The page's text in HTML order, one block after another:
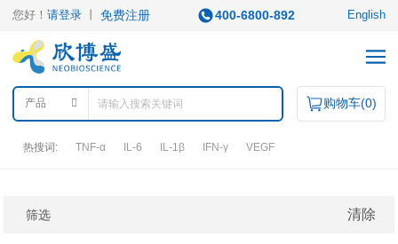
您好！请登录 丨免费注册 400-6800-892 English
产品 购物车(0)
热搜词: TNF-α IL-6 IL-1β IFN-γ VEGF
筛选 清除